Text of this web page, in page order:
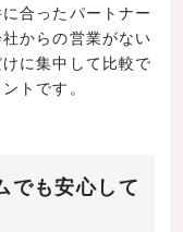
合ったパートナー
からの営業がない
に集中して比較で
トです。
でも安心して